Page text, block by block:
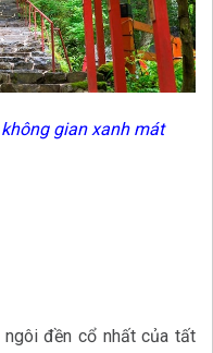
gian xanh mát
đền cổ nhất của tất